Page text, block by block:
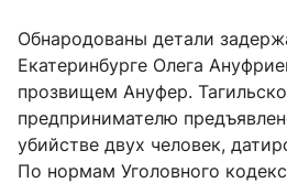
Обнародованы детали
Екатеринбурге Олега
прозвищем Ануфер.
предпринимателю
убийстве двух человек,
По нормам Уголовного